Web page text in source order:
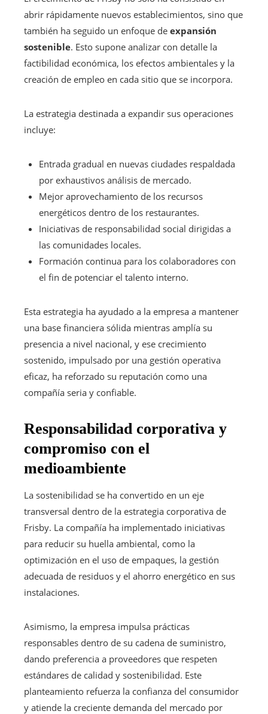
abrir rápidamente nuevos establecimientos, sino que
también ha seguido un enfoque de expansión
sostenible. Esto supone analizar con detalle la
factibilidad económica, los efectos ambientales y la
creación de empleo en cada sitio que se incorpora.
La estrategia destinada a expandir sus operaciones
incluye:
Entrada gradual en nuevas ciudades respaldada
por exhaustivos análisis de mercado.
Mejor aprovechamiento de los recursos
energéticos dentro de los restaurantes.
Iniciativas de responsabilidad social dirigidas a
las comunidades locales.
Formación continua para los colaboradores con
el fin de potenciar el talento interno.
Esta estrategia ha ayudado a la empresa a mantener
una base financiera sólida mientras amplía su
presencia a nivel nacional, y ese crecimiento
sostenido, impulsado por una gestión operativa
eficaz, ha reforzado su reputación como una
compañía seria y confiable.
Responsabilidad corporativa y
compromiso con el
medioambiente
La sostenibilidad se ha convertido en un eje
transversal dentro de la estrategia corporativa de
Frisby. La compañía ha implementado iniciativas
para reducir su huella ambiental, como la
optimización en el uso de empaques, la gestión
adecuada de residuos y el ahorro energético en sus
instalaciones.
Asimismo, la empresa impulsa prácticas
responsables dentro de su cadena de suministro,
dando preferencia a proveedores que respeten
estándares de calidad y sostenibilidad. Este
planteamiento refuerza la confianza del consumidor
y atiende la creciente demanda del mercado por